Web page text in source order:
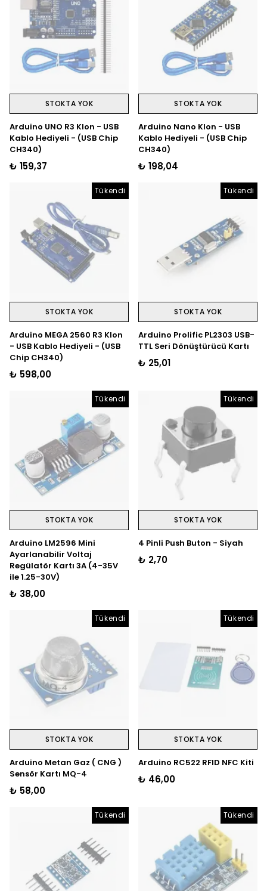
STOKTA YOK
Arduino UNO R3 Klon - USB
Kablo Hediyeli - (USB Chip
CH340)
₺ 159,37
STOKTA YOK
Arduino Nano Klon - USB
Kablo Hediyeli - (USB Chip
CH340)
₺ 198,04
Tükendi
STOKTA YOK
Arduino MEGA 2560 R3 Klon
- USB Kablo Hediyeli - (USB
Chip CH340)
₺ 598,00
Tükendi
STOKTA YOK
Arduino Prolific PL2303 USB-
TTL Seri Dönüştürücü Kartı
₺ 25,01
Tükendi
STOKTA YOK
Arduino LM2596 Mini
Ayarlanabilir Voltaj
Regülatör Kartı 3A (4-35V
ile 1.25-30V)
₺ 38,00
Tükendi
STOKTA YOK
4 Pinli Push Buton - Siyah
₺ 2,70
Tükendi
STOKTA YOK
Arduino Metan Gaz ( CNG )
Sensör Kartı MQ-4
₺ 58,00
Tükendi
STOKTA YOK
Arduino RC522 RFID NFC Kiti
₺ 46,00
Tükendi Tükendi